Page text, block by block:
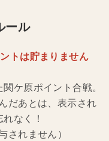
ール
トは貯まりません
ケ原ポイント合戦。
だあとは、表示され
なく！
されません）